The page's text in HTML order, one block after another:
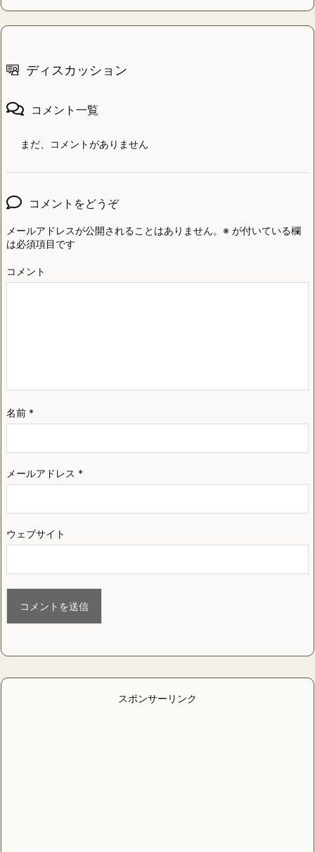
ディスカッション
コメント一覧
まだ、コメントがありません
コメントをどうぞ
メールアドレスが公開されることはありません。 ※ が付いている欄
は必須項目です
コメント
名前 *
メールアドレス *
ウェブサイト
スポンサーリンク